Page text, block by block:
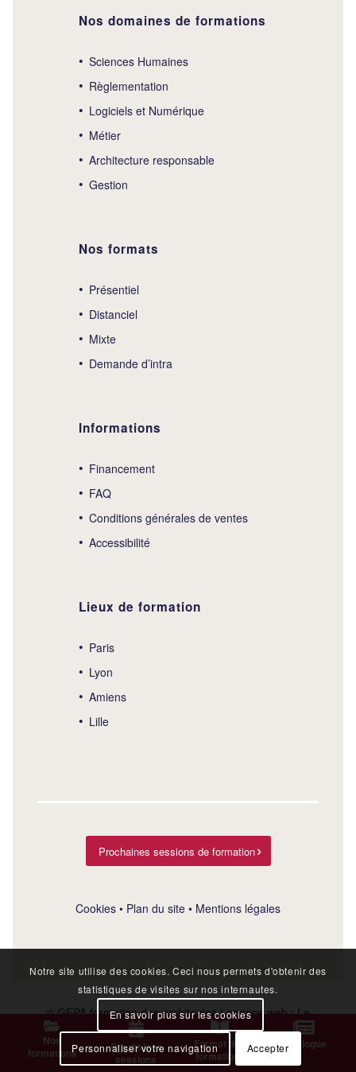
Nos
formations
Prochaines
sessions
Format des
formations
Catalogue
Nos domaines de formations
Sciences Humaines
Règlementation
Logiciels et Numérique
Métier
Architecture responsable
Gestion
Nos formats
Présentiel
Distanciel
Mixte
Demande d’intra
Informations
Financement
FAQ
Conditions générales de ventes
Accessibilité
Lieux de formation
Paris
Lyon
Amiens
Lille
Prochaines sessions de formation
Cookies • Plan du site • Mentions légales
© GEPA formation des architectes | agence web :Le
Plus Du Web
Notre site utilise des cookies. Ceci nous permets d'obtenir des
statistiques de visites sur nos internautes.
En savoir plus sur les cookies
Personnaliser votre navigation Accepter